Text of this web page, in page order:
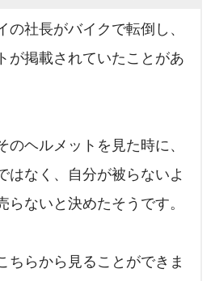
の社長がバイクで転倒し、
が掲載されていたことがあ
のヘルメットを見た時に、
はなく、自分が被らないよ
らないと決めたそうです。
ちらから見ることができま